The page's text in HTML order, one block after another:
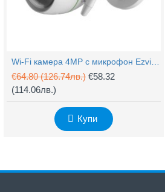
€64.80(126.74лв.) €58.32
(114.06лв.)
Купи